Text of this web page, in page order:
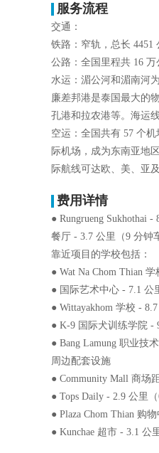
服务流程
交通：
铁路：窄轨，总长 4451
公路：全国里程共 16 万
水运：湄公河和湄南河
廉差邦港是泰国最大的
孔港和拉农港等。海运
空运：全国共有 57 个
际机场，成为东南亚地
际航线可达欧、美、亚
费用详情
● Rungrueng Sukhothai
餐厅 - 3.7 公里（9 分钟
靠近项目的学校包括：
● Wat Na Chom Thian
● 国际艺术中心 - 7.1 公
● Wittayakhom 学校 -
● K-9 国际犬训练学院 -
● Bang Lamung 职业技
周边配套设施
● Community Mall 商场
● Tops Daily - 2.9 公里（
● Plaza Chom Thian 购
● Kunchae 超市 - 3.1 公